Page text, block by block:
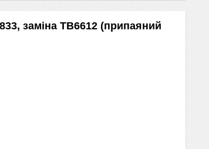
заміна TB6612 (припаяний